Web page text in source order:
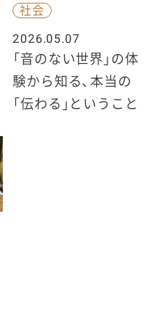
社会
2026.05.07
「音のない世界」の体
験から知る、本当の
「伝わる」ということ